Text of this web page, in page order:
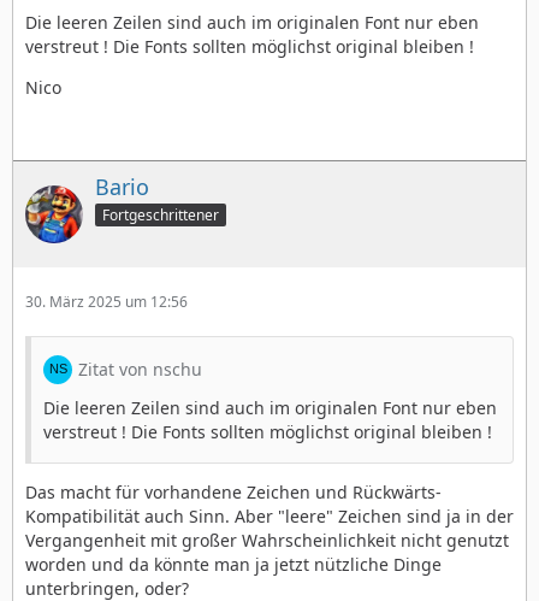
Die leeren Zeilen sind auch im originalen Font nur eben
verstreut ! Die Fonts sollten möglichst original bleiben !
Nico
Bario
Fortgeschrittener
30. März 2025 um 12:56
Zitat von nschu
Die leeren Zeilen sind auch im originalen Font nur eben
verstreut ! Die Fonts sollten möglichst original bleiben !
Das macht für vorhandene Zeichen und Rückwärts-
Kompatibilität auch Sinn. Aber "leere" Zeichen sind ja in der
Vergangenheit mit großer Wahrscheinlichkeit nicht genutzt
worden und da könnte man ja jetzt nützliche Dinge
unterbringen, oder?